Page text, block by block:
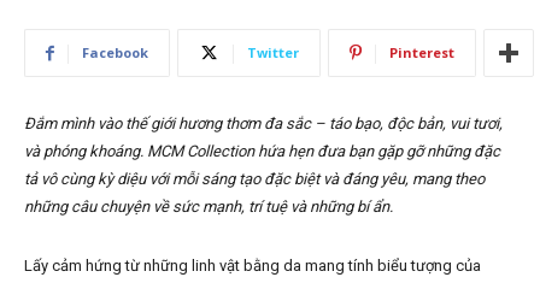
Facebook Twitter Pinterest
Đắm mình vào thế giới hương thơm đa sắc – táo bạo, độc bản, vui tươi,
và phóng khoáng. MCM Collection hứa hẹn đưa bạn gặp gỡ những đặc
tả vô cùng kỳ diệu với mỗi sáng tạo đặc biệt và đáng yêu, mang theo
những câu chuyện về sức mạnh, trí tuệ và những bí ẩn.
Lấy cảm hứng từ những linh vật bằng da mang tính biểu tượng của